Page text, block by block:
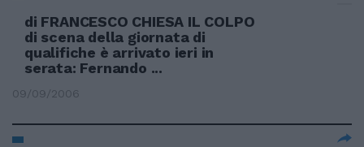
di FRANCESCO CHIESA IL COLPO
di scena della giornata di
qualifiche è arrivato ieri in
serata: Fernando ...
09/09/2006